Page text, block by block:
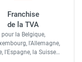
Franchise
de la TVA
pour la Belgique,
l'Allemagne,
l'Espagne, la Suisse…